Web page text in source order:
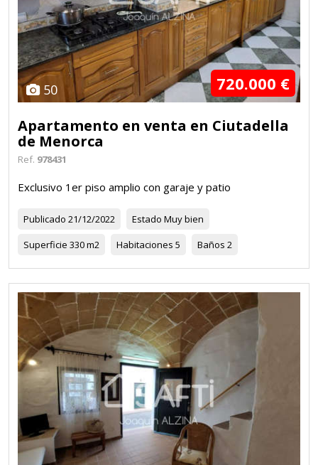
50 720.000 €
Apartamento en venta en Ciutadella
de Menorca
Ref. 978431
Exclusivo 1er piso amplio con garaje y patio
Publicado 21/12/2022 Estado Muy bien
Superficie 330 m2 Habitaciones 5 Baños 2